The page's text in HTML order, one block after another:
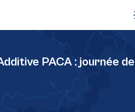
PACA : journée